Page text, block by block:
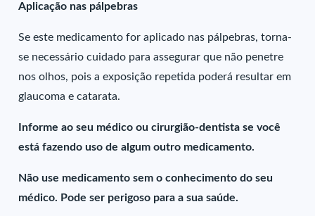
Aplicação nas pálpebras
Se este medicamento for aplicado nas pálpebras, torna-
se necessário cuidado para assegurar que não penetre
nos olhos, pois a exposição repetida poderá resultar em
glaucoma e catarata.
Informe ao seu médico ou cirurgião-dentista se você
está fazendo uso de algum outro medicamento.
Não use medicamento sem o conhecimento do seu
médico. Pode ser perigoso para a sua saúde.